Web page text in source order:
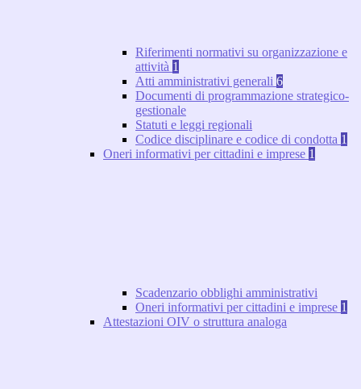
Riferimenti normativi su organizzazione e
attività 1
Atti amministrativi generali 6
Documenti di programmazione strategico-
gestionale
Statuti e leggi regionali
Codice disciplinare e codice di condotta 1
Oneri informativi per cittadini e imprese 1
Scadenzario obblighi amministrativi
Oneri informativi per cittadini e imprese 1
Attestazioni OIV o struttura analoga